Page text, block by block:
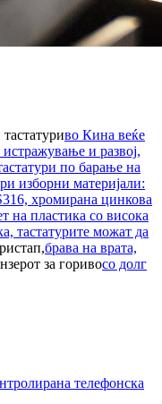
во Кина веќе
и развој,
по барање на
изборни материјали:
хромирана цинкова
на пластика со висока
тастатурите можат да
брава на врата,
за горивосо долг
телефонска